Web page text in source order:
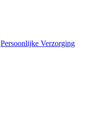
Persoonlijke Verzorging